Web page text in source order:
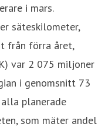
i mars.
säteskilometer,
från förra året,
var 2 075 miljoner
i genomsnitt 73
planerade
som mäter andel